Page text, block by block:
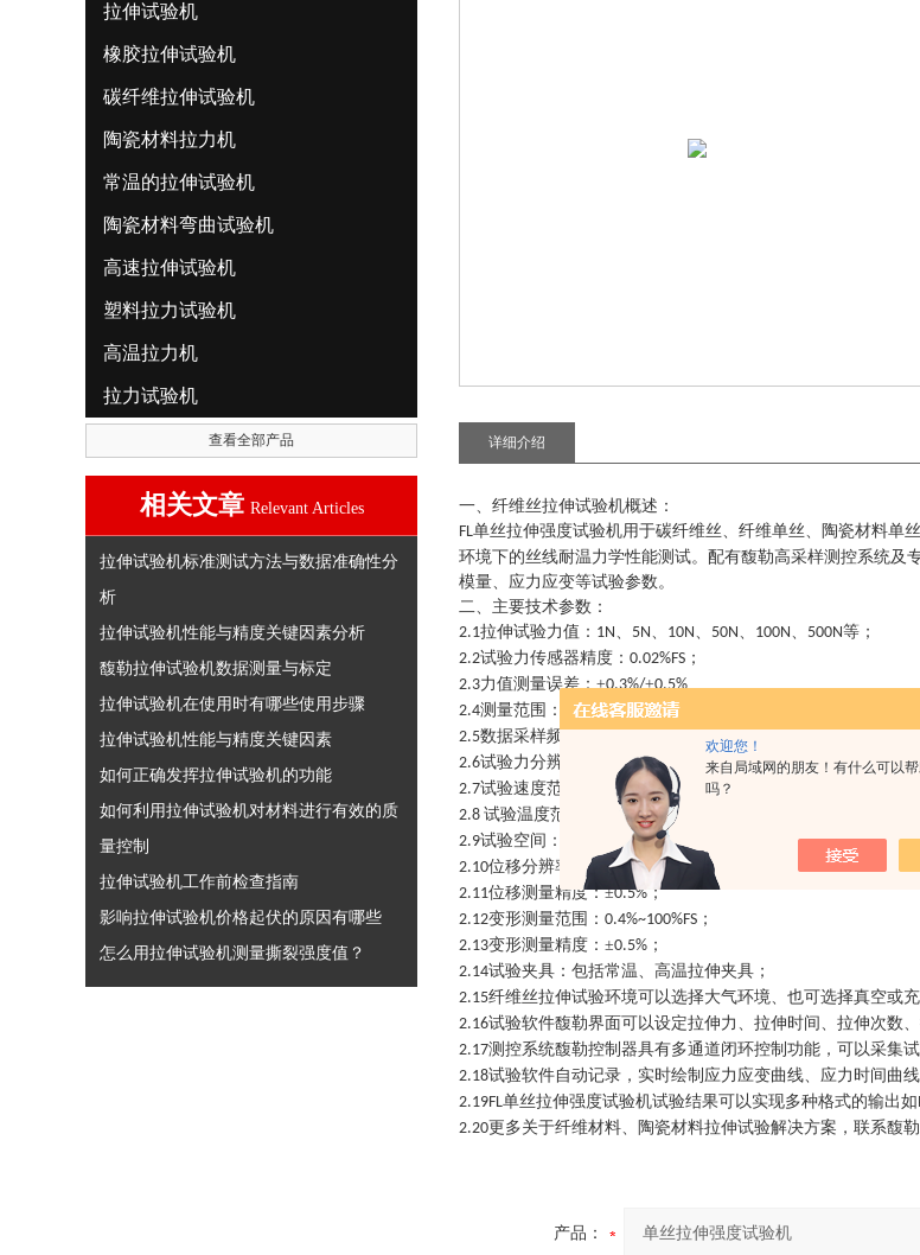
欢迎您！
来自局域网的朋友！有什么可以
吗？
拉伸试验机
橡胶拉伸试验机
碳纤维拉伸试验机
陶瓷材料拉力机
常温的拉伸试验机
陶瓷材料弯曲试验机
高速拉伸试验机
塑料拉力试验机
高温拉力机
拉力试验机
查看全部产品
相关文章 Relevant Articles
拉伸试验机标准测试方法与数据准确性分
析
拉伸试验机性能与精度关键因素分析
馥勒拉伸试验机数据测量与标定
拉伸试验机在使用时有哪些使用步骤
拉伸试验机性能与精度关键因素
如何正确发挥拉伸试验机的功能
如何利用拉伸试验机对材料进行有效的质
量控制
拉伸试验机工作前检查指南
影响拉伸试验机价格起伏的原因有哪些
怎么用拉伸试验机测量撕裂强度值？
详细介绍
一、纤维丝拉伸试验机概述：
FL单丝拉伸强度试验机用于碳纤维丝、纤维单丝、陶瓷材料单
环境下的丝线耐温力学性能测试。配有馥勒高采样测控系统
模量、应力应变等试验参数。
二、主要技术参数：
2.1拉伸试验力值： 1N、 5N、 10N、 50N、 100N、 500N等；
2.2试验力传感器精度： 0.02%FS ；
2.3力值测量误差：±0.3%/±0.5%
2.4测量范围： 0.2%~100%FS；
2.5数据采样频率：≥
2.6试验力分辨力：≥ 1/500000；
2.7试验速度范围： 0.001~1000mm/min
2.8 试验温度范围：常温、高温
2.9试验空间： 0-1000mm可调节；
2.10位移分辨率：0.04um；
2.11位移测量精度：±0.5% ；
2.12变形测量范围： 0.4%~100%FS ；
2.13变形测量精度：±0.5% ；
2.14试验夹具：包括常温、高温拉伸夹具；
2.15纤维丝拉伸试验环境可以选择大气环境、也可选择真空或充
2.16试验软件馥勒界面可以设定拉伸力、拉伸时间、拉伸次数
2.17测控系统馥勒控制器具有多通道闭环控制功能，可以采集
2.18试验软件自动记录，实时绘制应力应变曲线、应力时间曲
2.19FL单丝拉伸强度试验机试验结果可以实现多种格式的输出如
2.20更多关于纤维材料、陶瓷材料拉伸试验解决方案，联系馥勒
产品：